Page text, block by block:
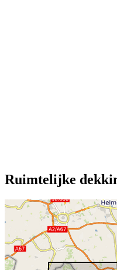
Ruimtelijke